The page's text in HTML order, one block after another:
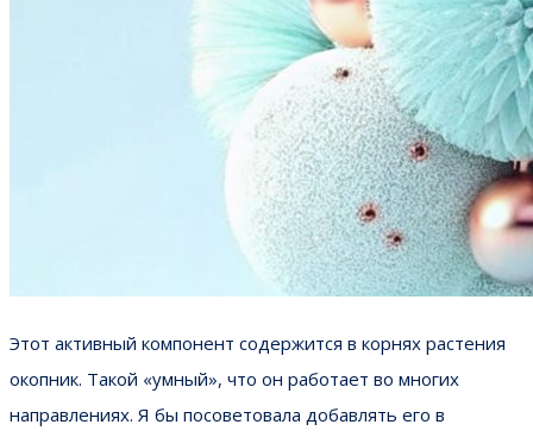
Этот активный компонент содержится в корнях растения
окопник. Такой «умный», что он работает во многих
направлениях. Я бы посоветовала добавлять его в